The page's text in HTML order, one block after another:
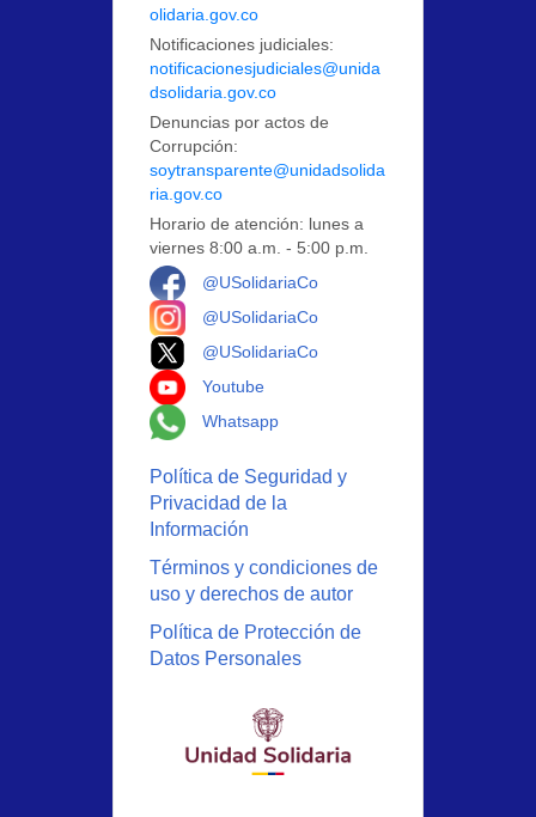
olidaria.gov.co
Notificaciones judiciales:
notificacionesjudiciales@unida
dsolidaria.gov.co
Denuncias por actos de
Corrupción:
soytransparente@unidadsolida
ria.gov.co
Horario de atención: lunes a
viernes 8:00 a.m. - 5:00 p.m.
@USolidariaCo
@USolidariaCo
@USolidariaCo
Youtube
Whatsapp
Política de Seguridad y
Privacidad de la
Información
Términos y condiciones de
uso y derechos de autor
Política de Protección de
Datos Personales